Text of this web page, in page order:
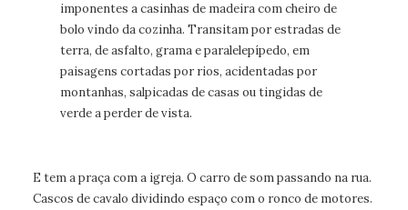
imponentes a casinhas de madeira com cheiro de
bolo vindo da cozinha. Transitam por estradas de
terra, de asfalto, grama e paralelepípedo, em
paisagens cortadas por rios, acidentadas por
montanhas, salpicadas de casas ou tingidas de
verde a perder de vista.
E tem a praça com a igreja. O carro de som passando na rua.
Cascos de cavalo dividindo espaço com o ronco de motores.